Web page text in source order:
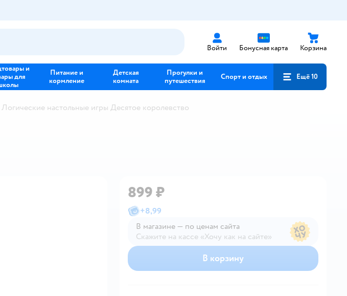
Войти Бонусная карта Корзина
и
для
Питание и
кормление
Детская
комната
Прогулки и
путешествия
Спорт и отдых Ещё 10
Логические настольные игры Десятое королевство
899 ₽
+8,99
В магазине — по ценам сайта
Скажите на кассе «Хочу как на сайте»
В магазине — по ценам сайта
В корзину